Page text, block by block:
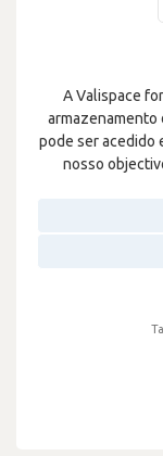
A Valispace
armazenamento
pode ser acedido
nosso